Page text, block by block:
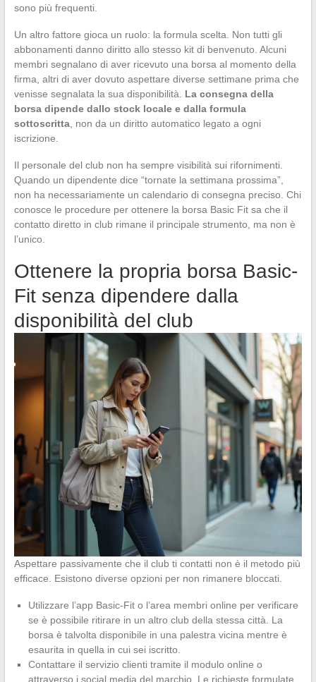
sono più frequenti.
Un altro fattore gioca un ruolo: la formula scelta. Non tutti gli
abbonamenti danno diritto allo stesso kit di benvenuto. Alcuni
membri segnalano di aver ricevuto una borsa al momento della
firma, altri di aver dovuto aspettare diverse settimane prima che
venisse segnalata la sua disponibilità. La consegna della
borsa dipende dallo stock locale e dalla formula
sottoscritta, non da un diritto automatico legato a ogni
iscrizione.
Il personale del club non ha sempre visibilità sui rifornimenti.
Quando un dipendente dice “tornate la settimana prossima”,
non ha necessariamente un calendario di consegna preciso. Chi
conosce le procedure per ottenere la borsa Basic Fit sa che il
contatto diretto in club rimane il principale strumento, ma non è
l’unico.
Ottenere la propria borsa Basic-
Fit senza dipendere dalla
disponibilità del club
Aspettare passivamente che il club ti contatti non è il metodo più
efficace. Esistono diverse opzioni per non rimanere bloccati.
Utilizzare l’app Basic-Fit o l’area membri online per verificare
se è possibile ritirare in un altro club della stessa città. La
borsa è talvolta disponibile in una palestra vicina mentre è
esaurita in quella in cui sei iscritto.
Contattare il servizio clienti tramite il modulo online o
attraverso i social media del marchio. Le richieste formulate